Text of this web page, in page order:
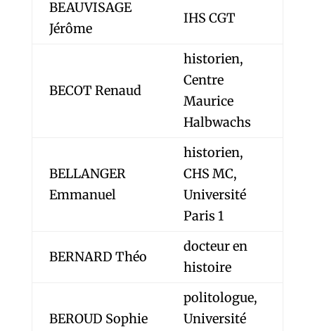
BEAUVISAGE
Jérôme
IHS CGT
BECOT Renaud
historien,
Centre
Maurice
Halbwachs
BELLANGER
Emmanuel
historien,
CHS MC,
Université
Paris 1
BERNARD Théo
docteur en
histoire
BEROUD Sophie
politologue,
Université